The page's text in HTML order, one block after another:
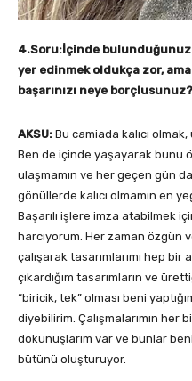
4.Soru:İçinde bulunduğunuz
yer edinmek oldukça zor,
başarınızı neye borçlusunuz?
AKSU: Bu camiada kalıcı
Ben de içinde yaşayarak bunu
ulaşmamın ve her geçen gün
gönüllerde kalıcı olmamın en
Başarılı işlere imza atabilmek
harcıyorum. Her zaman özgün
çalışarak tasarımlarımı hep bir
çıkardığım tasarımların ve
“biricik, tek” olması beni
diyebilirim. Çalışmalarımın her
dokunuşlarım var ve bunlar
bütünü oluşturuyor.